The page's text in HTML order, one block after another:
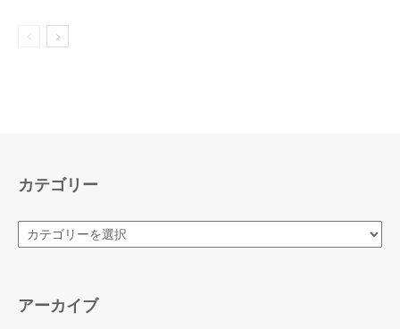
カテゴリー
カ
テ
アーカイブ